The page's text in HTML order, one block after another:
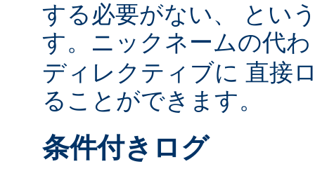
する必要がない、 とい
す。ニックネームの代
ディレクティブに 直接
ることができます。
条件付きログ